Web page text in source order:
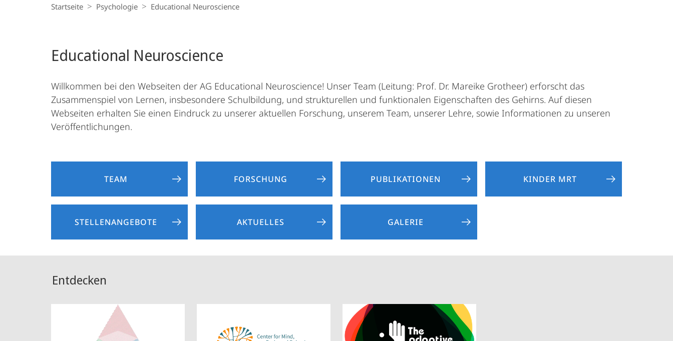
Navigation
Startseite Psychologie Educational Neuroscience
Educational Neuroscience
Willkommen bei den Webseiten der AG Educational Neuroscience! Unser Team (Leitung: Prof. Dr. Mareike Grotheer) erforscht das
Zusammenspiel von Lernen, insbesondere Schulbildung, und strukturellen und funktionalen Eigenschaften des Gehirns. Auf diesen
Webseiten erhalten Sie einen Eindruck zu unserer aktuellen Forschung, unserem Team, unserer Lehre, sowie Informationen zu unseren
Veröffentlichungen.
TEAM FORSCHUNG PUBLIKATIONEN KINDER MRT
STELLENANGEBOTE AKTUELLES GALERIE
Entdecken